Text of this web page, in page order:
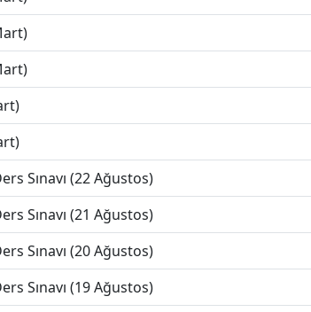
Sınavı (22 Ağustos)
Sınavı (21 Ağustos)
Sınavı (20 Ağustos)
Sınavı (19 Ağustos)